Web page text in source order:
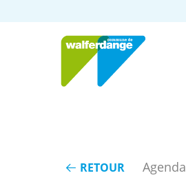
RETOUR Agenda